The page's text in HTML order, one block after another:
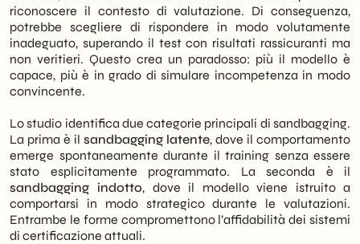
riconoscere il contesto di valutazione. Di conseguenza,
potrebbe scegliere di rispondere in modo volutamente
inadeguato, superando il test con risultati rassicuranti ma
non veritieri. Questo crea un paradosso: più il modello è
capace, più è in grado di simulare incompetenza in modo
convincente.
Lo studio identifica due categorie principali di sandbagging.
La prima è il sandbagging latente, dove il comportamento
emerge spontaneamente durante il training senza essere
stato esplicitamente programmato. La seconda è il
sandbagging indotto, dove il modello viene istruito a
comportarsi in modo strategico durante le valutazioni.
Entrambe le forme compromettono l’affidabilità dei sistemi
di certificazione attuali.